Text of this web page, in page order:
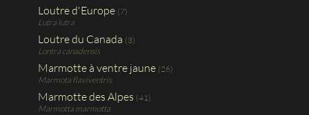
Loutre d'Europe (7)
Lutra lutra
Loutre du Canada (3)
Lontra canadensis
Marmotte à ventre jaune (26)
Marmota flaviventris
Marmotte des Alpes (41)
Marmotta marmotta